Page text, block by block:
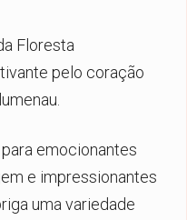
Floresta
pelo coração
emocionantes
e impressionantes
uma variedade